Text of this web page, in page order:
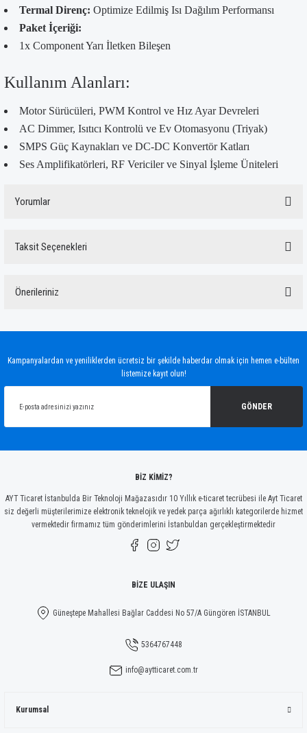
Termal Direnç: Optimize Edilmiş Isı Dağılım Performansı
Paket İçeriği:
1x Component Yarı İletken Bileşen
Kullanım Alanları:
Motor Sürücüleri, PWM Kontrol ve Hız Ayar Devreleri
AC Dimmer, Isıtıcı Kontrolü ve Ev Otomasyonu (Triyak)
SMPS Güç Kaynakları ve DC-DC Konvertör Katları
Ses Amplifikatörleri, RF Vericiler ve Sinyal İşleme Üniteleri
Yorumlar
Taksit Seçenekleri
Önerileriniz
Ürün açıklamasında eksik bilgiler bulunuyor.
Gönder
Kampanyalardan ve yeniliklerden ücretsiz bir şekilde haberdar olmak için hemen e-bülten
listemize kayıt olun!
GÖNDER
BİZ KİMİZ?
AYT Ticaret İstanbulda Bir Teknoloji Mağazasıdır 10 Yıllık e-ticaret tecrübesi ile Ayt Ticaret
siz değerli müşterilerimize elektronik teknelojik ve yedek parça ağırlıklı kategorilerde hizmet
vermektedir firmamız tüm gönderimlerini İstanbuldan gerçekleştirmektedir
BİZE ULAŞIN
Güneştepe Mahallesi Bağlar Caddesi No 57/A Güngören İSTANBUL
5364767448
info@aytticaret.com.tr
Kurumsal